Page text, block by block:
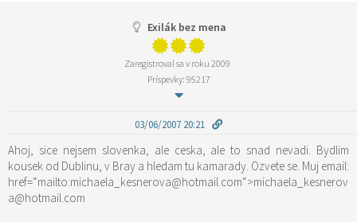
Exilák bez mena
Zaregistroval sa v roku 2009
Príspevky: 95217
03/06/2007 20:21
Ahoj, sice nejsem slovenka, ale ceska, ale to snad nevadi. Bydlim
kousek od Dublinu, v Bray a hledam tu kamarady. Ozvete se. Muj email:
href=“mailto:michaela_kesnerova@hotmail.com“>michaela_kesnerov
a@hotmail.com